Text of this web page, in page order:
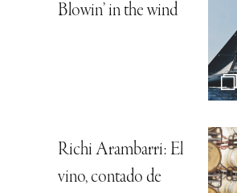
Blowin’ in the wind
Richi Arambarri: El
vino, contado de